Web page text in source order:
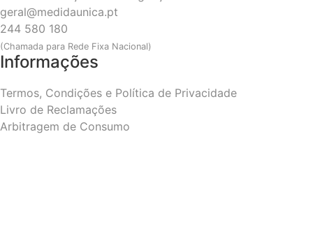
geral@medidaunica.pt
244 580 180
(Chamada para Rede Fixa Nacional)
Informações
Termos, Condições e Política de Privacidade
Livro de Reclamações
Arbitragem de Consumo